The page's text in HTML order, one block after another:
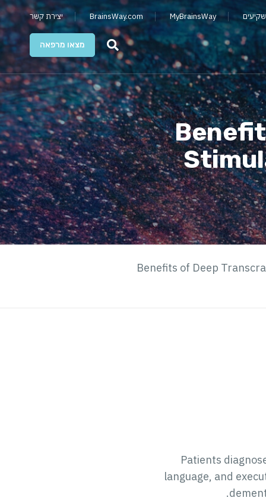
MyBrainsWay
BrainsWay.com יצירת קשר
מצאו מרפאה
Benefits of Deep
Patients
language, and